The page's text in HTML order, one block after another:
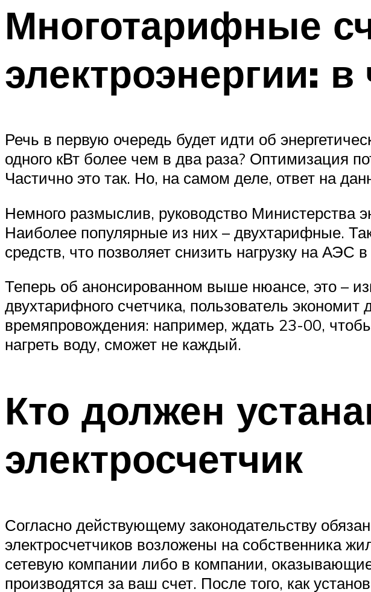
Многотарифные
электроэнергии:
Речь в первую очередь будет идти об
одного кВт более чем в два раза? Оптимизация
Частично это так. Но, на самом деле, ответ на
Немного размыслив, руководство Министерства
Наиболее популярные из них – двухтарифные.
средств, что позволяет снизить нагрузку на
Теперь об анонсированном выше нюансе, это –
двухтарифного счетчика, пользователь
времяпровождения: например, ждать 23-00,
нагреть воду, сможет не каждый.
Кто должен
электросчетчик
Согласно действующему законодательству
электросчетчиков возложены на собственника
сетевую компании либо в компании,
производятся за ваш счет. После того, как